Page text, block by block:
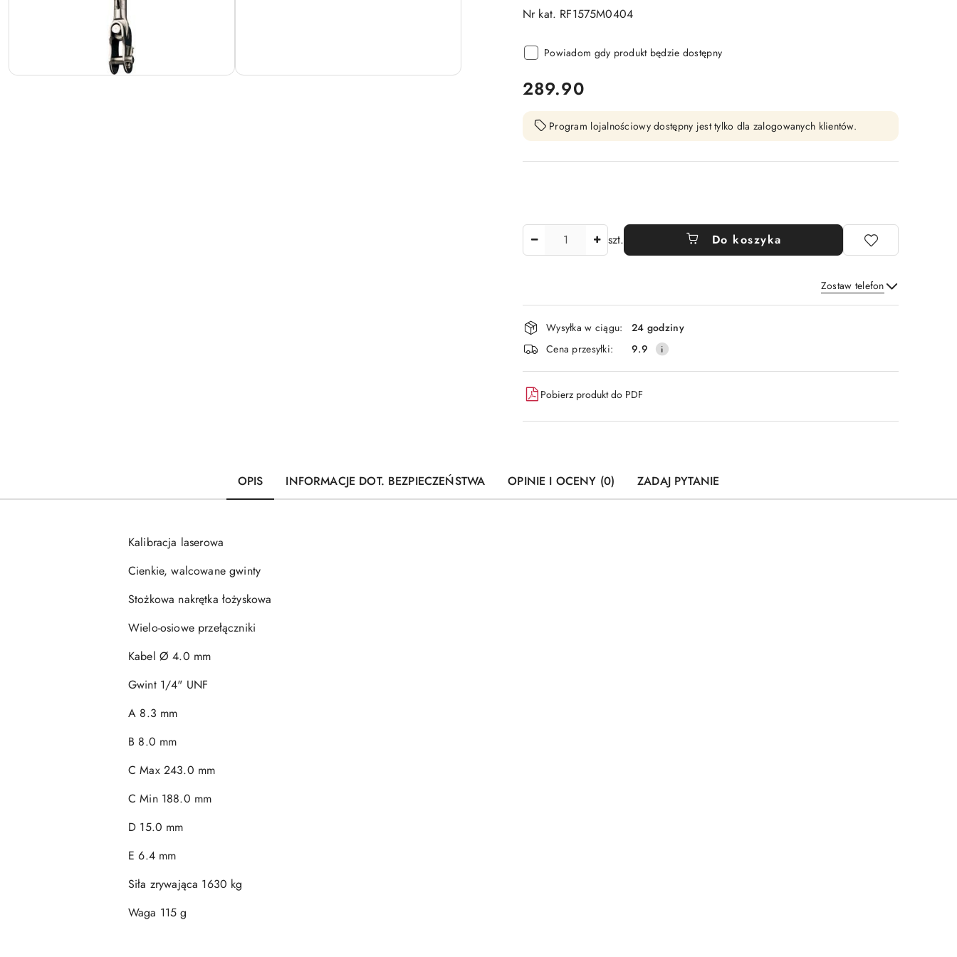
Nr kat. RF1575M0404
Powiadom gdy produkt będzie dostępny
cena:
289.90
Program lojalnościowy dostępny jest tylko dla zalogowanych klientów.
szt. Do koszyka
Zostaw telefon
Wyślij
Dostępność
i
dostawa
Wysyłka w ciągu:
24 godziny
Cena przesyłki:
9.9
Pobierz produkt do PDF
OPIS INFORMACJE DOT. BEZPIECZEŃSTWA OPINIE I OCENY (0) ZADAJ PYTANIE
Kalibracja laserowa
Cienkie, walcowane gwinty
Stożkowa nakrętka łożyskowa
Wielo-osiowe przełączniki
Kabel Ø 4.0 mm
Gwint 1/4" UNF
A 8.3 mm
B 8.0 mm
C Max 243.0 mm
C Min 188.0 mm
D 15.0 mm
E 6.4 mm
Siła zrywająca 1630 kg
Waga 115 g